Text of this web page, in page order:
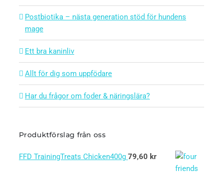
Postbiotika – nästa generation stöd för hundens
mage
Ett bra kaninliv
Allt för dig som uppfödare
Har du frågor om foder & näringslära?
Produktförslag från oss
FFD TrainingTreats Chicken400g 79,60 kr